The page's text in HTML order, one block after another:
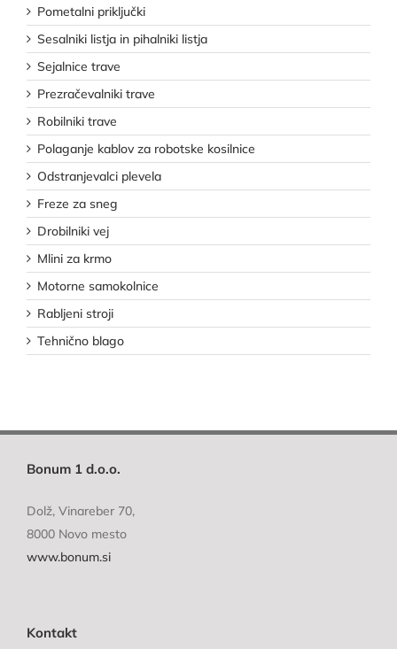
Pometalni priključki
Sesalniki listja in pihalniki listja
Sejalnice trave
Prezračevalniki trave
Robilniki trave
Polaganje kablov za robotske kosilnice
Odstranjevalci plevela
Freze za sneg
Drobilniki vej
Mlini za krmo
Motorne samokolnice
Rabljeni stroji
Tehnično blago
Bonum 1 d.o.o.
Dolž, Vinareber 70,
8000 Novo mesto
www.bonum.si
Kontakt